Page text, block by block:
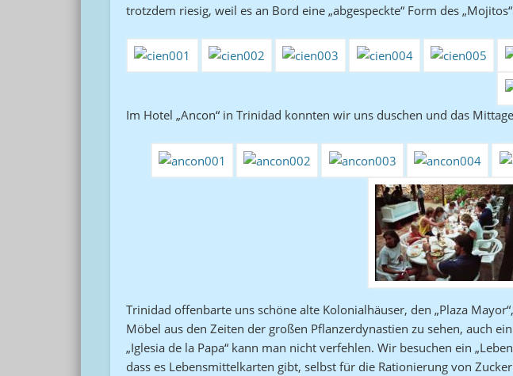
trotzdem riesig, weil es an Bord eine „abgespeckte“ Form des
Im Hotel „Ancon“ in Trinidad konnten wir uns duschen und das
Trinidad offenbarte uns schöne alte Kolonialhäuser, den „Plaza
Möbel aus den Zeiten der großen Pflanzerdynastien zu sehen, auch
„Iglesia de la Papa“ kann man nicht verfehlen. Wir besuchen ein
dass es Lebensmittelkarten gibt, selbst für die Rationierung von